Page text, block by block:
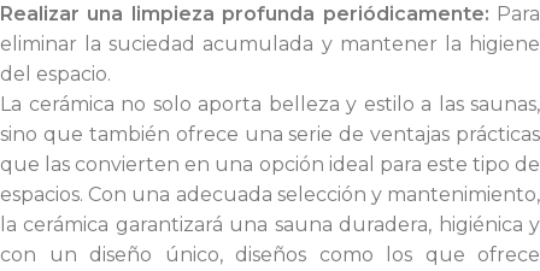
Realizar una limpieza profunda periódicamente: Para
eliminar la suciedad acumulada y mantener la higiene
del espacio.
La cerámica no solo aporta belleza y estilo a las saunas,
sino que también ofrece una serie de ventajas prácticas
que las convierten en una opción ideal para este tipo de
espacios. Con una adecuada selección y mantenimiento,
la cerámica garantizará una sauna duradera, higiénica y
con un diseño único, diseños como los que ofrece